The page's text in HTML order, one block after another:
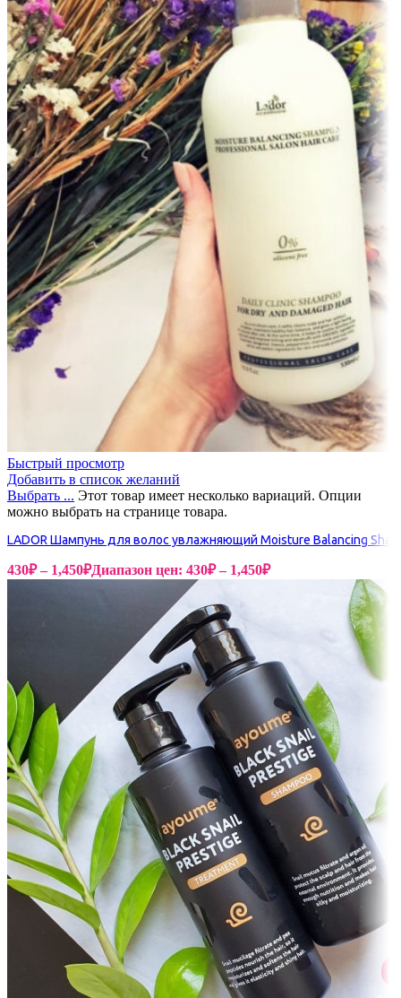
Быстрый просмотр
Добавить в список желаний
Выбрать ... Этот товар имеет несколько вариаций. Опции
можно выбрать на странице товара.
LADOR Шампунь для волос увлажняющий Moisture Balancing
430₽ – 1,450₽Диапазон цен: 430₽ – 1,450₽